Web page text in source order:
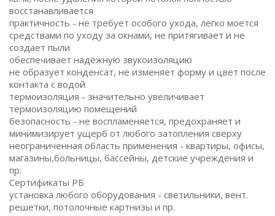
восстанавливается
практичность - не требует особого ухода, легко моется
средствами по уходу за окнами, не притягивает и не
создает пыли
обеспечивает надёжную звукоизоляцию
не образует конденсат, не изменяет форму и цвет после
контакта с водой
термоизоляция - значительно увеличивает
термоизоляцию помещений
безопасность - не воспламеняется, предохраняет и
минимизирует ущерб от любого затопления сверху
неограниченная область применения - квартиры, офисы,
магазины,больницы, бассейны, детские учреждения и
пр.
Сертификаты РБ
установка любого оборудования - светильники, вент.
решетки, потолочные картнизы и пр.